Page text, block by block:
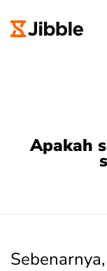
Apakah
Sebenarnya,